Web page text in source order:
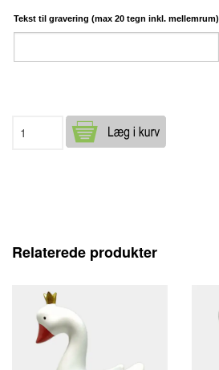
Tekst til gravering (max 20 tegn inkl. mellemrum)
Relaterede produkter